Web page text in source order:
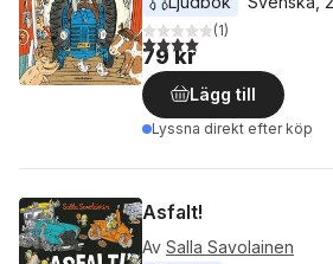
4,0utav 5 stjärnor. Totalt
(1)
79 kr
Lägg till
Lyssna direkt efter köp
Asfalt!
Av Salla Savolainen